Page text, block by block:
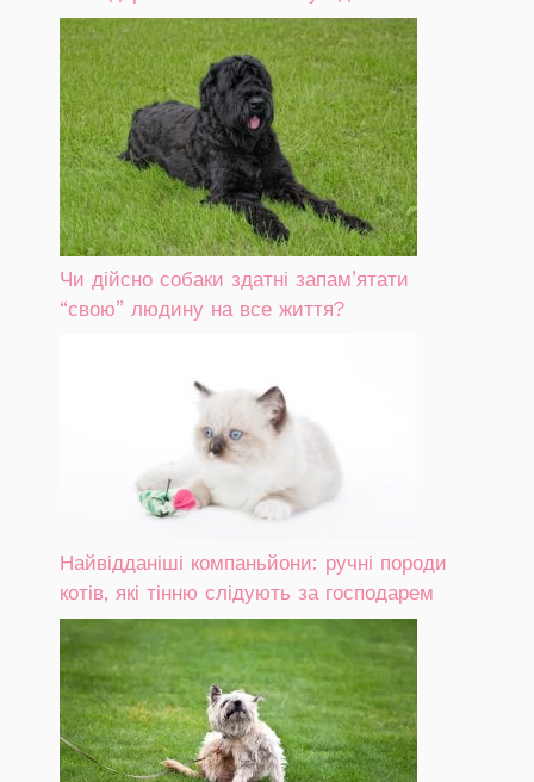
Чи дійсно собаки здатні запам’ятати
“свою” людину на все життя?
Найвідданіші компаньйони: ручні породи
котів, які тінню слідують за господарем